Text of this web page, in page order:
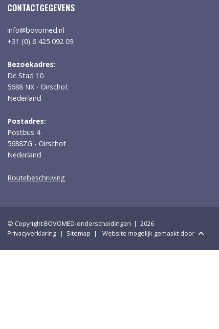
CONTACTGEGEVENS
info@bovomed.nl
+31 (0) 6 425 092 09
Bezoekadres:
De Stad 10
5688 NX - Oirschot
Nederland
Postadres:
Postbus 4
5688ZG - Oirschot
Nederland
Routebeschrijving
© Copyright BOVOMED-onderscheidingen | 2026
Privacyverklaring
Sitemap Website mogelijk gemaakt door